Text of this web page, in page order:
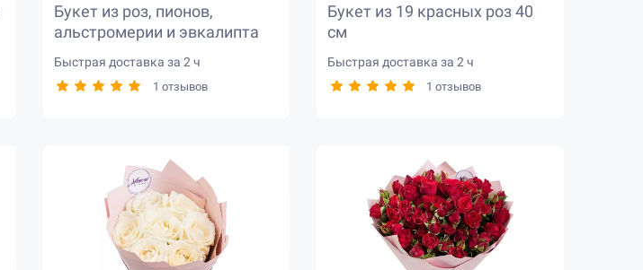
Букет из роз, пионов,
альстромерии и эвкалипта
Быстрая доставка за 2 ч
1 отзывов
Букет из 19 красных роз 40
см
Быстрая доставка за 2 ч
1 отзывов